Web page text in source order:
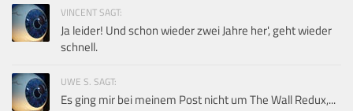
VINCENT SAGT:
Ja leider! Und schon wieder zwei Jahre her', geht wieder
schnell.
UWE S. SAGT:
Es ging mir bei meinem Post nicht um The Wall Redux,...